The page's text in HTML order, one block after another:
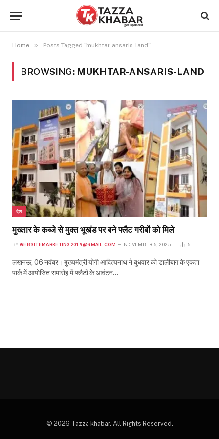
Home » Posts Tagged "mukhtar-ansaris-land"
BROWSING: MUKHTAR-ANSARIS-LAND
देश
मुख्तार के कब्जे से मुक्त भूखंड पर बने फ्लैट गरीबों को मिले
BY WEBSITEMARKETING2019@GMAIL.COM NOVEMBER 6, 2025 6
लखनऊ, 06 नवंबर। मुख्यमंत्री योगी आदित्यनाथ ने बुधवार को डालीबाग के एकता
पार्क में आयोजित समारोह में फ्लैटों के आवंटन…
© 2026 Tazza khabar. All Rights Reserved.